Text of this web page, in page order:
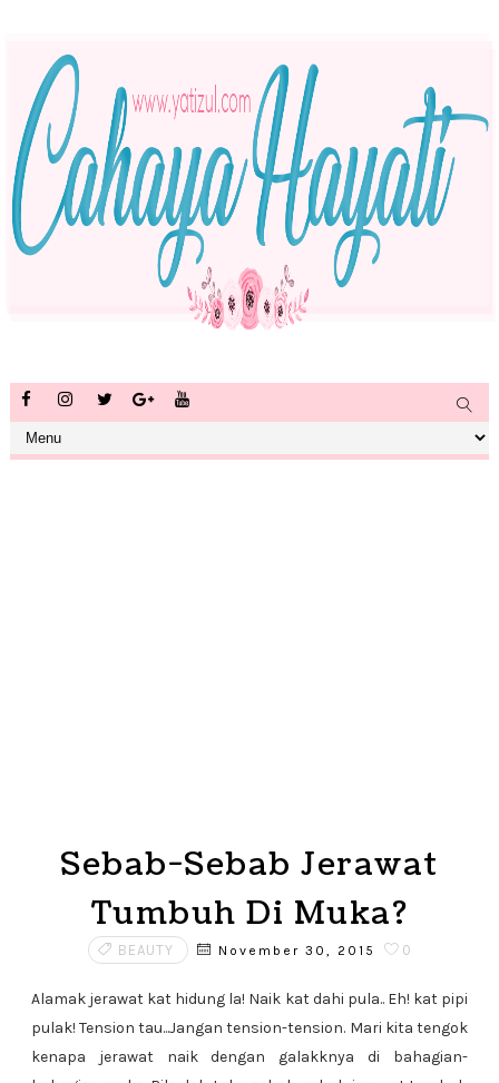
Sebab-Sebab Jerawat
Tumbuh Di Muka?
BEAUTY November 30, 2015 0
Alamak jerawat kat hidung la! Naik kat dahi pula.. Eh! kat pipi
pulak! Tension tau...Jangan tension-tension. Mari kita tengok
kenapa jerawat naik dengan galakknya di bahagian-